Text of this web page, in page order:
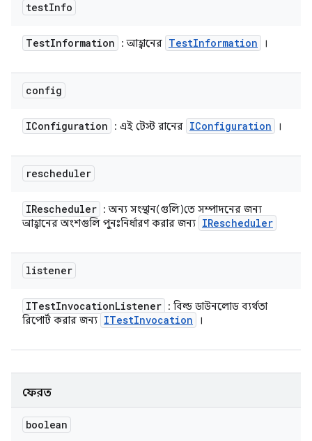
testInfo
TestInformation : আহ্বানের TestInformation ।
config
IConfiguration : এই টেস্ট রানের IConfiguration ।
rescheduler
IRescheduler : অন্য সংস্থান(গুলি)তে সম্পাদনের জন্য
আহ্বানের অংশগুলি পুনঃনির্ধারণ করার জন্য IRescheduler
listener
ITestInvocationListener : বিল্ড ডাউনলোড ব্যর্থতা
রিপোর্ট করার জন্য ITestInvocation ।
ফেরত
boolean